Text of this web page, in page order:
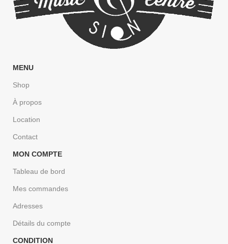
MENU
Shop
À propos
Location
Contact
MON COMPTE
Tableau de bord
Mes commandes
Adresses
Détails du compte
CONDITION